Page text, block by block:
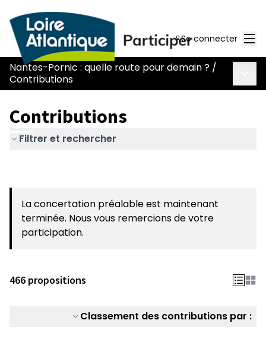
Se connecter
Nantes-Pornic : quelle route pour demain ? /
Contributions
Contributions
Filtrer et rechercher
La concertation préalable est maintenant
terminée. Nous vous remercions de votre
participation.
466 propositions
Classement des contributions par :